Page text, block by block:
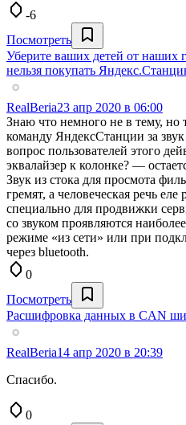
-6
Посмотреть
Уберите ваших детей от наших
нельзя покупать
RealBeria23 апр 2020 в 06:00
Знаю что немного не в тему, но
команду ЯндексСтанции за
вопрос пользователей этого
эквалайзер к колонке? —
Звук из стока для просмота
гремят, а человеческая речь
специально для продвижки
со звуком проявляются
режиме «из сети» или при
через bluetooth.
0
Посмотреть
Расшифровка данных в CAN
RealBeria14 апр 2020 в 20:39
Спасибо.
0